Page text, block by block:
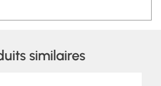
similaires